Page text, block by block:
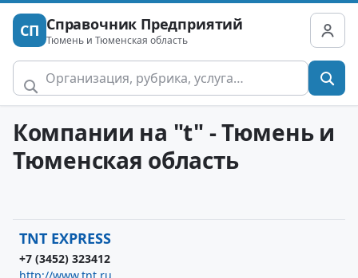
СП Справочник Предприятий
Тюмень и Тюменская область
Компании на "t" - Тюмень и
Тюменская область
TNT EXPRESS
+7 (3452) 323412